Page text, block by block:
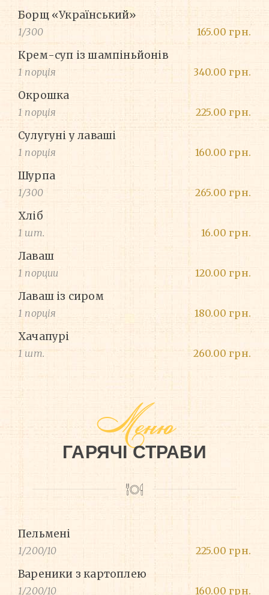
Борщ «Український»
1/300 165.00 грн.
Крем-суп із шампіньйонів
1 порція 340.00 грн.
Окрошка
1 порція 225.00 грн.
Сулугуні у лаваші
1 порція 160.00 грн.
Шурпа
1/300 265.00 грн.
Хліб
1 шт. 16.00 грн.
Лаваш
1 порции 120.00 грн.
Лаваш із сиром
1 порція 180.00 грн.
Хачапурі
1 шт. 260.00 грн.
Меню
ГАРЯЧІ СТРАВИ
Пельмені
1/200/10 225.00 грн.
Вареники з картоплею
1/200/10 160.00 грн.